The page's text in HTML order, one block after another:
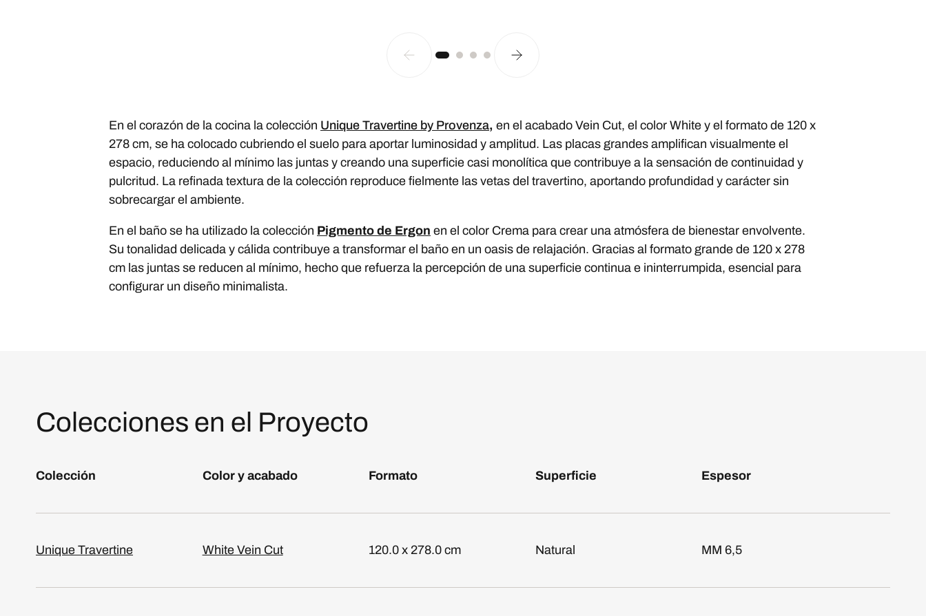
En el corazón de la cocina la colección Unique Travertine by Provenza, en el acabado Vein Cut, el color White y el formato de 120 x
278 cm, se ha colocado cubriendo el suelo para aportar luminosidad y amplitud. Las placas grandes amplifican visualmente el
espacio, reduciendo al mínimo las juntas y creando una superficie casi monolítica que contribuye a la sensación de continuidad y
pulcritud. La refinada textura de la colección reproduce fielmente las vetas del travertino, aportando profundidad y carácter sin
sobrecargar el ambiente.
En el baño se ha utilizado la colección Pigmento de Ergon en el color Crema para crear una atmósfera de bienestar envolvente.
Su tonalidad delicada y cálida contribuye a transformar el baño en un oasis de relajación. Gracias al formato grande de 120 x 278
cm las juntas se reducen al mínimo, hecho que refuerza la percepción de una superficie continua e ininterrumpida, esencial para
configurar un diseño minimalista.
Colecciones en el Proyecto
Colección Color y acabado Formato Superficie Espesor
Unique Travertine White Vein Cut 120.0 x 278.0 cm Natural MM 6,5